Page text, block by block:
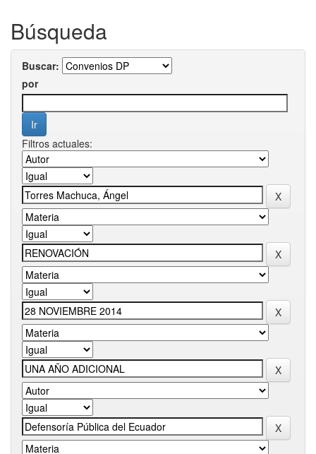
Búsqueda
Buscar:
por
Filtros actuales: